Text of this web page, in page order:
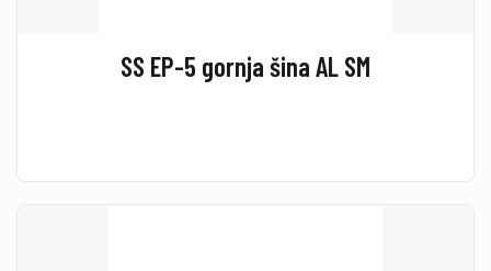
SS EP-5 gornja šina AL SM